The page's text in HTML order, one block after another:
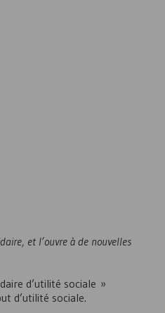
et l’ouvre à de nouvelles
d’utilité sociale »
d’utilité sociale.